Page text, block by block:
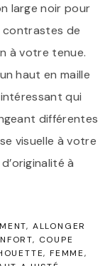
large noir pour
contrastes de
à votre tenue.
haut en maille
qui
différentes
visuelle à votre
à
ALLONGER
COUPE
FEMME